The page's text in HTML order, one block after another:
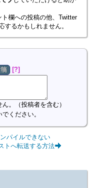
欄への投稿の他、Twitter
するかもしれません。
?
。（投稿者を含む）
ください。
パイルできない
トへ転送する方法